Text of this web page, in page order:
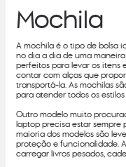
Mochila
A mochila é o tipo de bolsa
no dia a dia de uma
perfeitos para levar os itens
contar com alças que
transportá-la. As mochilas
para atender todos os
Outro modelo muito
laptop precisa estar sempre
maioria dos modelos são
proteção e funcionalidade.
carregar livros pesados,